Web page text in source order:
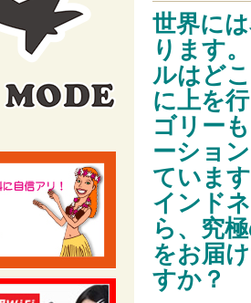
世界に
ります
ルはど
に上を
ゴリー
ーショ
ていま
インド
ら、究
をお届
すか？